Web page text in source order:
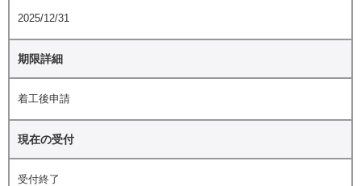
2025/12/31
期限詳細
着工後申請
現在の受付
受付終了